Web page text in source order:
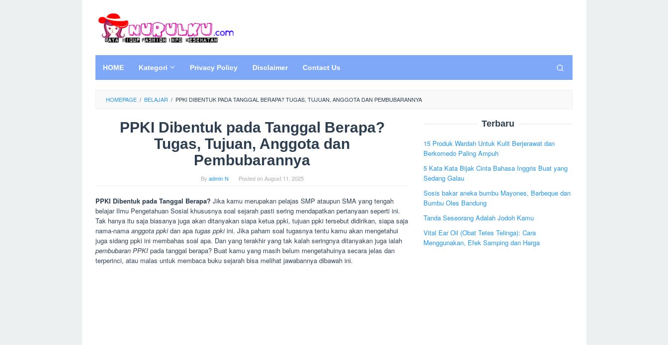
content
HOME Kategori Privacy Policy Disclaimer Contact Us
HOMEPAGE / BELAJAR / PPKI DIBENTUK PADA TANGGAL BERAPA? TUGAS, TUJUAN, ANGGOTA DAN PEMBUBARANNYA
PPKI Dibentuk pada Tanggal Berapa?
Tugas, Tujuan, Anggota dan
Pembubarannya
By admin N Posted onAugust 11, 2025
PPKI Dibentuk pada Tanggal Berapa? Jika kamu merupakan pelajas SMP ataupun SMA yang tengah
belajar Ilmu Pengetahuan Sosial khususnya soal sejarah pasti sering mendapatkan pertanyaan seperti ini.
Tak hanya itu saja biasanya juga akan ditanyakan siapa ketua ppki, tujuan ppki tersebut didirikan, siapa saja
nama-nama anggota ppkidan apa tugas ppkiini. Jika paham soal tugasnya tentu kamu akan mengetahui
juga sidang ppki ini membahas soal apa. Dan yang terakhir yang tak kalah seringnya ditanyakan juga ialah
pembubaran PPKI pada tanggal berapa? Buat kamu yang masih belum mengetahuinya secara jelas dan
terperinci, atau malas untuk membaca buku sejarah bisa melihat jawabannya dibawah ini.
Terbaru
15 Produk Wardah Untuk Kulit Berjerawat dan
Berkomedo Paling Ampuh
5 Kata Kata Bijak Cinta Bahasa Inggris Buat yang
Sedang Galau
Sosis bakar aneka bumbu Mayones, Barbeque dan
Bumbu Oles Bandung
Tanda Seseorang Adalah Jodoh Kamu
Vital Ear Oil (Obat Tetes Telinga): Cara
Menggunakan, Efek Samping dan Harga